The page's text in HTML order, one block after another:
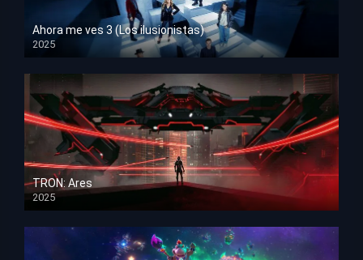
Ahora me ves 3 (Los ilusionistas)
2025
HD 1080p
TRON: Ares
2025
HD 1080p